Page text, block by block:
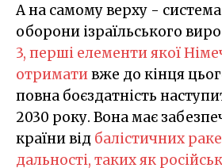
А на самому верху -
оборони ізраїльського
3, перші елементи якої
отримативже до кінця
повна боєздатність
2030 року. Вона має
країни від балістичних
дальності, таких як